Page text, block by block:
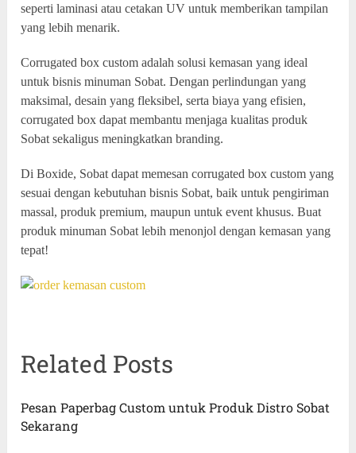
seperti laminasi atau cetakan UV untuk memberikan tampilan
yang lebih menarik.
Corrugated box custom adalah solusi kemasan yang ideal
untuk bisnis minuman Sobat. Dengan perlindungan yang
maksimal, desain yang fleksibel, serta biaya yang efisien,
corrugated box dapat membantu menjaga kualitas produk
Sobat sekaligus meningkatkan branding.
Di Boxide, Sobat dapat memesan corrugated box custom yang
sesuai dengan kebutuhan bisnis Sobat, baik untuk pengiriman
massal, produk premium, maupun untuk event khusus. Buat
produk minuman Sobat lebih menonjol dengan kemasan yang
tepat!
Related Posts
Pesan Paperbag Custom untuk Produk Distro Sobat
Sekarang